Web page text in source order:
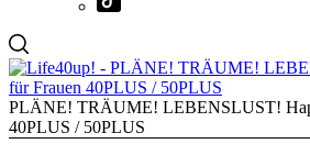
PLÄNE! TRÄUME! LEBENSLUST!
40PLUS / 50PLUS